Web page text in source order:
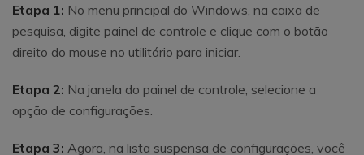
Etapa 1: No menu principal do Windows, na caixa de
pesquisa, digite painel de controle e clique com o botão
direito do mouse no utilitário para iniciar.
Etapa 2: Na janela do painel de controle, selecione a
opção de configurações.
Etapa 3: Agora, na lista suspensa de configurações, você